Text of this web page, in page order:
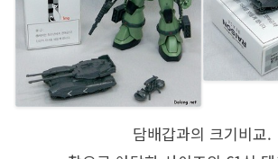
담배갑과의 크기비교.